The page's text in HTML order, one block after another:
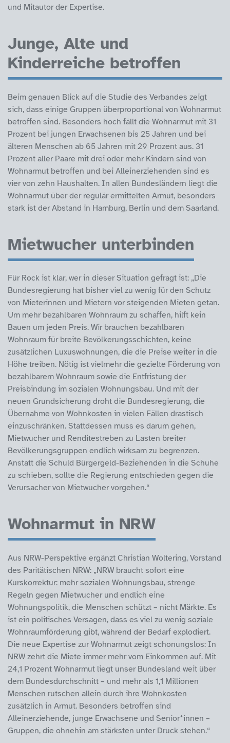
und Mitautor der Expertise.
Junge, Alte und
Kinderreiche betroffen
Beim genauen Blick auf die Studie des Verbandes zeigt
sich, dass einige Gruppen überproportional von Wohnarmut
betroffen sind. Besonders hoch fällt die Wohnarmut mit 31
Prozent bei jungen Erwachsenen bis 25 Jahren und bei
älteren Menschen ab 65 Jahren mit 29 Prozent aus. 31
Prozent aller Paare mit drei oder mehr Kindern sind von
Wohnarmut betroffen und bei Alleinerziehenden sind es
vier von zehn Haushalten. In allen Bundesländern liegt die
Wohnarmut über der regulär ermittelten Armut, besonders
stark ist der Abstand in Hamburg, Berlin und dem Saarland.
Mietwucher unterbinden
Für Rock ist klar, wer in dieser Situation gefragt ist: „Die
Bundesregierung hat bisher viel zu wenig für den Schutz
von Mieterinnen und Mietern vor steigenden Mieten getan.
Um mehr bezahlbaren Wohnraum zu schaffen, hilft kein
Bauen um jeden Preis. Wir brauchen bezahlbaren
Wohnraum für breite Bevölkerungsschichten, keine
zusätzlichen Luxuswohnungen, die die Preise weiter in die
Höhe treiben. Nötig ist vielmehr die gezielte Förderung von
bezahlbarem Wohnraum sowie die Entfristung der
Preisbindung im sozialen Wohnungsbau. Und mit der
neuen Grundsicherung droht die Bundesregierung, die
Übernahme von Wohnkosten in vielen Fällen drastisch
einzuschränken. Stattdessen muss es darum gehen,
Mietwucher und Renditestreben zu Lasten breiter
Bevölkerungsgruppen endlich wirksam zu begrenzen.
Anstatt die Schuld Bürgergeld-Beziehenden in die Schuhe
zu schieben, sollte die Regierung entschieden gegen die
Verursacher von Mietwucher vorgehen.“
Wohnarmut in NRW
Aus NRW-Perspektive ergänzt Christian Woltering, Vorstand
des Paritätischen NRW: „NRW braucht sofort eine
Kurskorrektur: mehr sozialen Wohnungsbau, strenge
Regeln gegen Mietwucher und endlich eine
Wohnungspolitik, die Menschen schützt – nicht Märkte. Es
ist ein politisches Versagen, dass es viel zu wenig soziale
Wohnraumförderung gibt, während der Bedarf explodiert.
Die neue Expertise zur Wohnarmut zeigt schonungslos: In
NRW zehrt die Miete immer mehr vom Einkommen auf. Mit
24,1 Prozent Wohnarmut liegt unser Bundesland weit über
dem Bundesdurchschnitt – und mehr als 1,1 Millionen
Menschen rutschen allein durch ihre Wohnkosten
zusätzlich in Armut. Besonders betroffen sind
Alleinerziehende, junge Erwachsene und Senior*innen –
Gruppen, die ohnehin am stärksten unter Druck stehen.“